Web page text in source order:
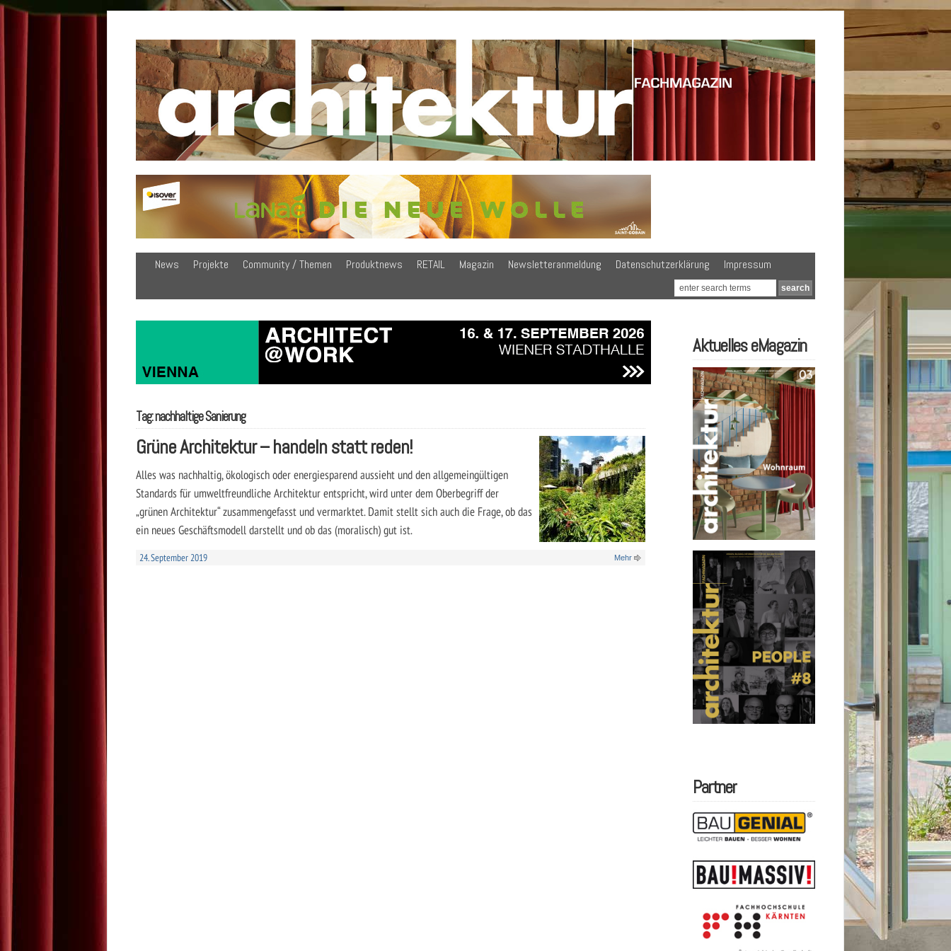
News Projekte Community / Themen Produktnews RETAIL Magazin Newsletteranmeldung Datenschutzerklärung Impressum
Tag: nachhaltige Sanierung
Grüne Architektur – handeln statt reden!
Alles was nachhaltig, ökologisch oder energiesparend aussieht und den allgemeingültigen
Standards für umweltfreundliche Architektur entspricht, wird unter dem Oberbegriff der
„grünen Architektur“ zusammengefasst und vermarktet. Damit stellt sich auch die Frage, ob das
ein neues Geschäftsmodell darstellt und ob das (moralisch) gut ist.
24. September 2019 Mehr
Aktuelles eMagazin
Partner